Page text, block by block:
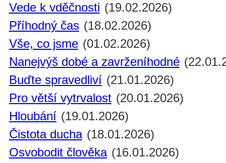
Vede k vděčnosti (19.02.2026)
Příhodný čas (18.02.2026)
Vše, co jsme (01.02.2026)
Nanejvýš dobé a zavrženíhodné
Buďte spravedliví (21.01.2026)
Pro větší vytrvalost (20.01.2026)
Hloubání (19.01.2026)
Čistota ducha (18.01.2026)
Osvobodit člověka (16.01.2026)